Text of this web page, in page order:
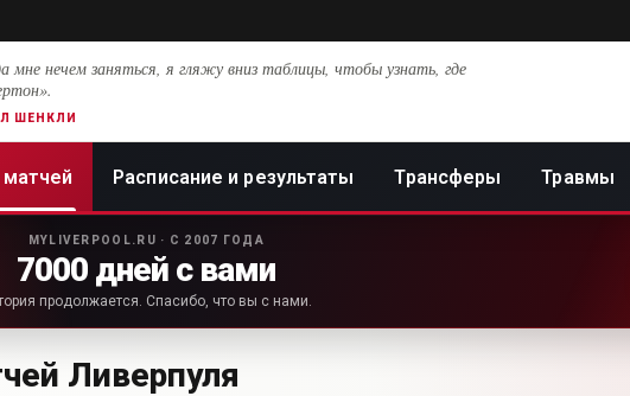
мне нечем заняться, я гляжу вниз таблицы, чтобы узнать, где
ШЕНКЛИ
Расписание и результаты Трансферы Травмы
MYLIVERPOOL.RU · С 2007 ГОДА
7000 дней с вами
продолжается. Спасибо, что вы с нами.
Ливерпуля